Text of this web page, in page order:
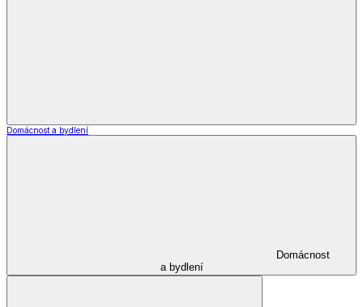
Domácnost a bydlení
Domácnost
a bydlení